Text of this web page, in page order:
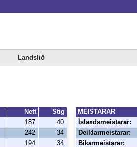
Landslið
Nett
Stig
187
40
242
34
194
34
MEISTARAR
Íslandsmeistarar:
Deildarmeistarar:
Bikarmeistarar: